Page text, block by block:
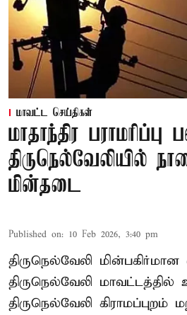
மாவட்ட செய்திகள்
மாதாந்திர பராமரிப்பு
திருநெல்வேலியில்
மின்தடை
Published on: 10 Feb 2026, 3:40 pm
திருநெல்வேலி
திருநெல்வேலி
திருநெல்வேலி கிராமப்புறம்